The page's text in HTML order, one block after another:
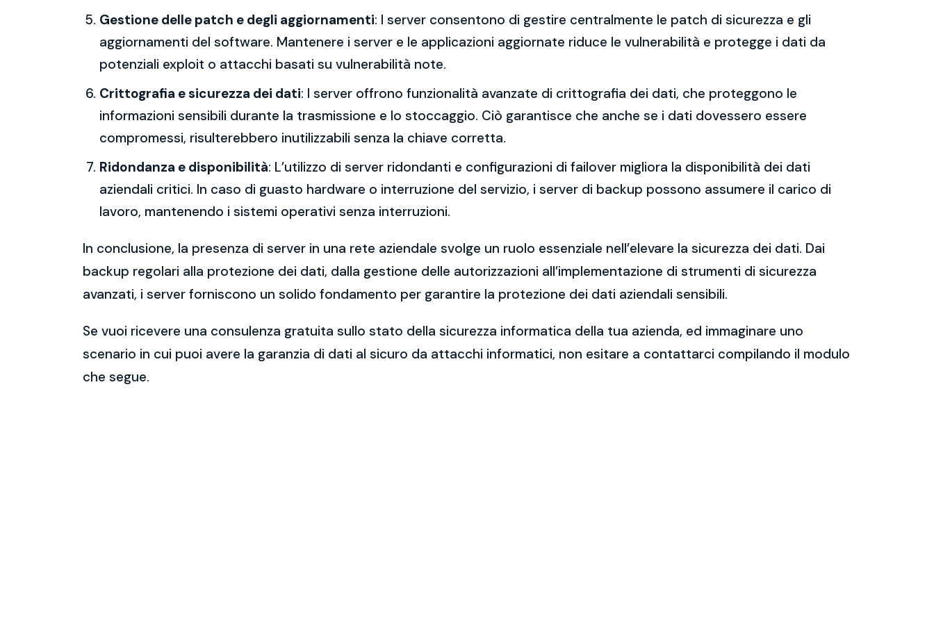
Gestione delle patch e degli aggiornamenti: I server consentono di gestire centralmente le patch di sicurezza e gli
aggiornamenti del software. Mantenere i server e le applicazioni aggiornate riduce le vulnerabilità e protegge i dati da
potenziali exploit o attacchi basati su vulnerabilità note.
Crittografia e sicurezza dei dati: I server offrono funzionalità avanzate di crittografia dei dati, che proteggono le
informazioni sensibili durante la trasmissione e lo stoccaggio. Ciò garantisce che anche se i dati dovessero essere
compromessi, risulterebbero inutilizzabili senza la chiave corretta.
Ridondanza e disponibilità: L’utilizzo di server ridondanti e configurazioni di failover migliora la disponibilità dei dati
aziendali critici. In caso di guasto hardware o interruzione del servizio, i server di backup possono assumere il carico di
lavoro, mantenendo i sistemi operativi senza interruzioni.
In conclusione, la presenza di server in una rete aziendale svolge un ruolo essenziale nell’elevare la sicurezza dei dati. Dai
backup regolari alla protezione dei dati, dalla gestione delle autorizzazioni all’implementazione di strumenti di sicurezza
avanzati, i server forniscono un solido fondamento per garantire la protezione dei dati aziendali sensibili.
Se vuoi ricevere una consulenza gratuita sullo stato della sicurezza informatica della tua azienda, ed immaginare uno
scenario in cui puoi avere la garanzia di dati al sicuro da attacchi informatici, non esitare a contattarci compilando il modulo
che segue.